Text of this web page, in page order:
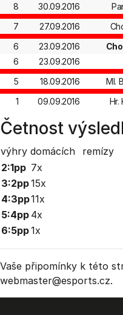
8
30.09.2016
7
27.09.2016
6
23.09.2016
6
23.09.2016
5
18.09.2016 Ml.
1
09.09.2016 Hr.
Četnost
výhry domácích
2:1pp 7x
3:2pp15x
4:3pp11x
5:4pp 4x
6:5pp1x
Vaše připomínky k této
webmaster@esports.cz.